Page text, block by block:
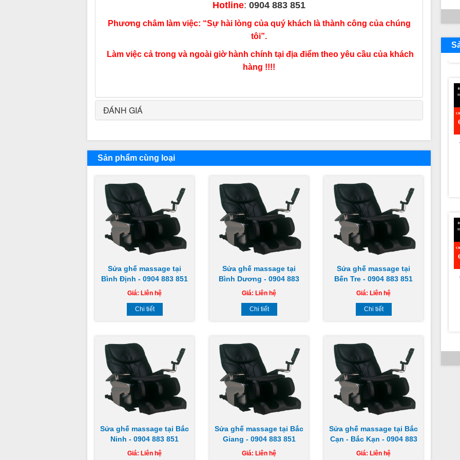
Hotline:0904 883 851
Phương châm làm việc: “Sự hài lòng của quý khách là thành công của chúng
tôi”.
Làm việc cả trong và ngoài giờ hành chính tại địa điểm theo yêu cầu của khách
hàng !!!!
ĐÁNH GIÁ
Sản phẩm cùng loại
Sửa ghế massage tại
Bình Định - 0904 883 851
Giá:Liên hệ
Chi tiết
Sửa ghế massage tại
Bình Dương - 0904 883
851
Giá:Liên hệ
Chi tiết
Sửa ghế massage tại
Bến Tre - 0904 883 851
Giá:Liên hệ
Chi tiết
Sửa ghế massage tại Bắc
Ninh - 0904 883 851
Giá:Liên hệ
Sửa ghế massage tại Bắc
Giang - 0904 883 851
Giá:Liên hệ
Sửa ghế massage tại Bắc
Cạn - Bắc Kạn - 0904 883
851
Giá:Liên hệ